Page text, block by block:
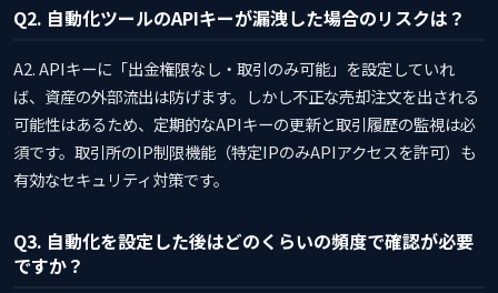
Q2. 自動化ツールのAPIキーが漏洩した場合のリスクは？
A2. APIキーに「出金権限なし・取引のみ可能」を設定していれ
ば、資産の外部流出は防げます。しかし不正な売却注文を出される
可能性はあるため、定期的なAPIキーの更新と取引履歴の監視は必
須です。取引所のIP制限機能（特定IPのみAPIアクセスを許可）も
有効なセキュリティ対策です。
Q3. 自動化を設定した後はどのくらいの頻度で確認が必要
ですか？